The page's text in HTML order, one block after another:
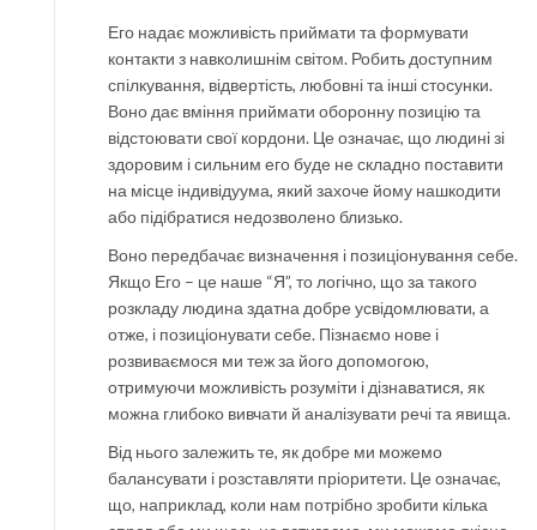
Его надає можливість приймати та формувати
контакти з навколишнім світом. Робить доступним
спілкування, відвертість, любовні та інші стосунки.
Воно дає вміння приймати оборонну позицію та
відстоювати свої кордони. Це означає, що людині зі
здоровим і сильним его буде не складно поставити
на місце індивідуума, який захоче йому нашкодити
або підібратися недозволено близько.
Воно передбачає визначення і позиціонування себе.
Якщо Его – це наше “Я”, то логічно, що за такого
розкладу людина здатна добре усвідомлювати, а
отже, і позиціонувати себе. Пізнаємо нове і
розвиваємося ми теж за його допомогою,
отримуючи можливість розуміти і дізнаватися, як
можна глибоко вивчати й аналізувати речі та явища.
Від нього залежить те, як добре ми можемо
балансувати і розставляти пріоритети. Це означає,
що, наприклад, коли нам потрібно зробити кілька